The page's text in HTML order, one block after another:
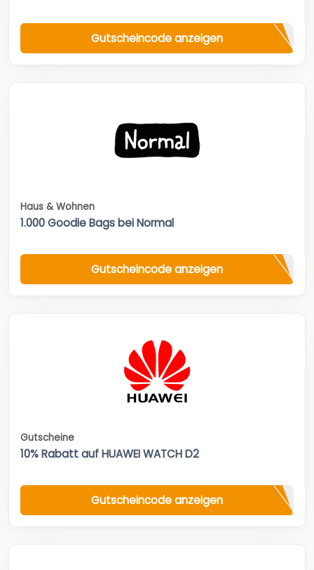
Gutscheincode anzeigen
Haus & Wohnen
1.000 Goodie Bags bei Normal
Gutscheincode anzeigen
Gutscheine
10% Rabatt auf HUAWEI WATCH D2
Gutscheincode anzeigen